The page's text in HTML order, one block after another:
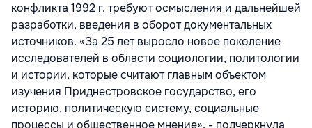
конфликта 1992 г. требуют осмысления и дальнейшей
разработки, введения в оборот документальных
источников. «За 25 лет выросло новое поколение
исследователей в области социологии, политологии
и истории, которые считают главным объектом
изучения Приднестровское государство, его
историю, политическую систему, социальные